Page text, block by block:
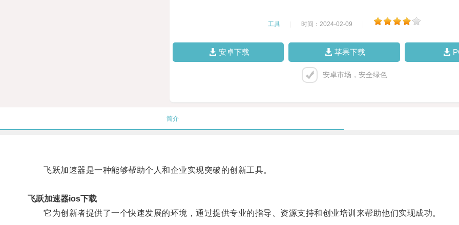
工具 时间：2024-02-09
安卓下载 苹果下载
安卓市场，安全绿色
简介
飞跃加速器是一种能够帮助个人和企业实现突破的创新工具。
飞跃加速器ios下载
它为创新者提供了一个快速发展的环境，通过提供专业的指导、资源支持和创业培训来帮助他们实现成功。